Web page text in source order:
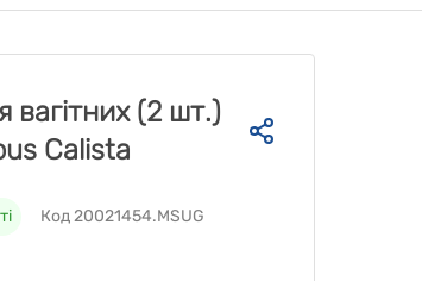
вагітних (2 шт.)
Calista
Код 20021454.MSUG